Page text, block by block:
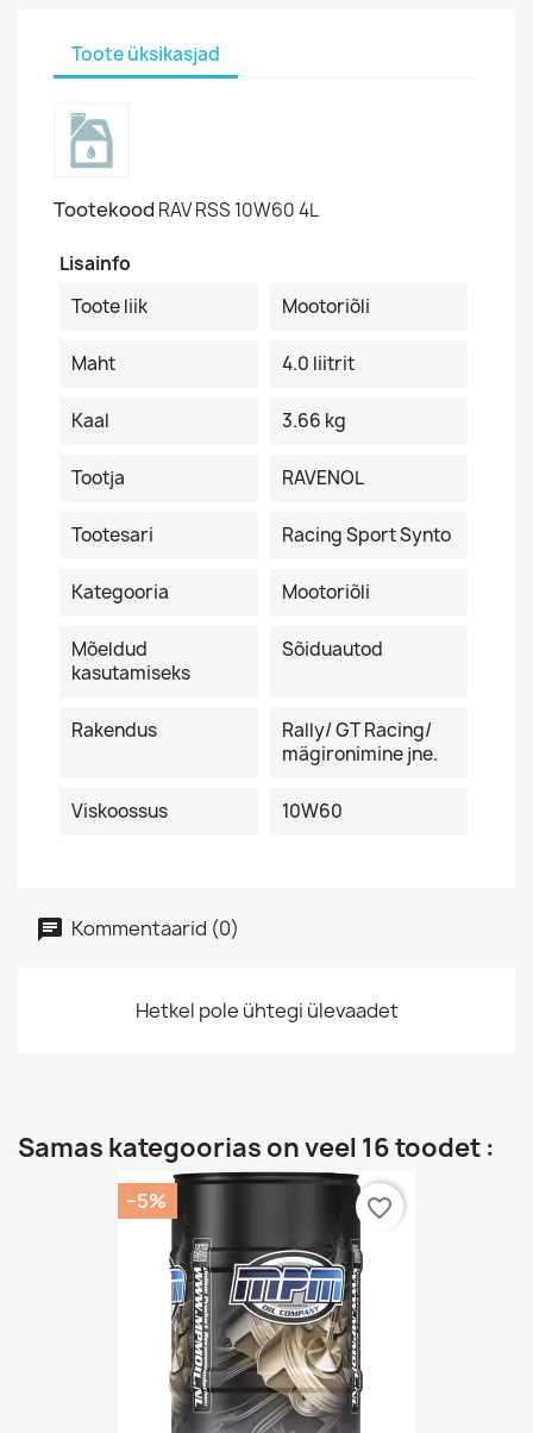
Toote üksikasjad
Tootekood RAV RSS 10W60 4L
Lisainfo
Toote liik
Mootoriõli
Maht 4.0 liitrit
Kaal 3.66 kg
Tootja RAVENOL
Tootesari Racing Sport Synto
Kategooria Mootoriõli
Mõeldud
kasutamiseks
Sõiduautod
Rakendus
Rally/ GT Racing/
mägironimine jne.
Viskoossus 10W60
Kommentaarid (0)
Hetkel pole ühtegi ülevaadet
Samas kategoorias on veel 16 toodet :
−5% favorite_border